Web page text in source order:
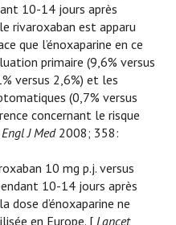
10-14 jours après
rivaroxaban est apparu
que l’énoxaparine en ce
primaire (9,6% versus
versus 2,6%) et les
(0,7% versus
concernant le risque
J Med2008; 358:
10 mg p.j. versus
10-14 jours après
dose d’énoxaparine ne
en Europe. [Lancet